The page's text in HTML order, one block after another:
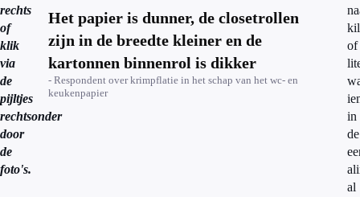
rechts
of
klik
via
de
pijltjes
rechtsonder
door
de
foto's.
Het papier is dunner, de closetrollen
zijn in de breedte kleiner en de
kartonnen binnenrol is dikker
- Respondent over krimpflatie in het schap van het wc- en
keukenpapier
of
in
de
al